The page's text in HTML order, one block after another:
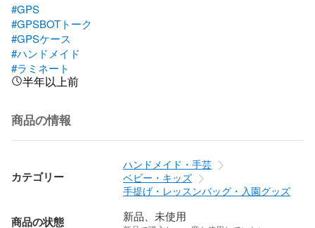
#GPS
#GPSBOTトーク
#GPSケース
#ハンドメイド
#ラミネート
半年以上前
商品の情報
カテゴリー
ハンドメイド・手芸
ベビー・キッズ
手提げ・レッスンバッグ・入園グッズ
商品の状態 新品、未使用